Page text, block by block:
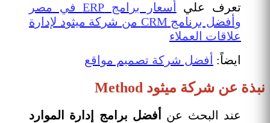
تعرف علي
أسعار برامج ERP في مصر
وأفضل برنامج CRM من شركة ميثود لإدارة
علاقات العملاء
ايضاً:
أفضل شركة تصميم مواقع
نبذة عن شركة ميثود Method
عند البحث عن
أفضل برامج إدارة الموارد